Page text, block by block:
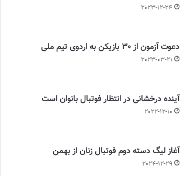
2023-12-24
دعوت آزمون از 30 بازیکن به اردوی تیم ملی
2023-03-21
آینده درخشانی در انتظار فوتبال بانوان است
2022-12-10
آغاز لیگ دسته دوم فوتبال زنان از بهمن
2024-12-29